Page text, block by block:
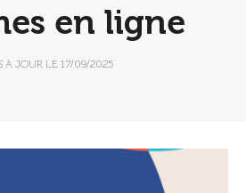
en ligne
À JOUR LE 17/09/2025